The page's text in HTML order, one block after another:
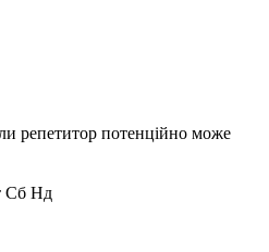
репетитор потенційно може
Сб Нд